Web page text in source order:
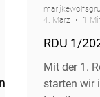
drohender
warum sie
warum ein
RDU 1/
Mit der 1.
starten wir
4. März
1